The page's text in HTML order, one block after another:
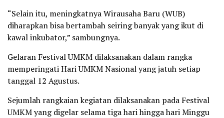
“Selain itu, meningkatnya Wirausaha Baru (WUB)
diharapkan bisa bertambah seiring banyak yang ikut di
kawal inkubator,” sambungnya.
Gelaran Festival UMKM dilaksanakan dalam rangka
memperingati Hari UMKM Nasional yang jatuh setiap
tanggal 12 Agustus.
Sejumlah rangkaian kegiatan dilaksanakan pada Festival
UMKM yang digelar selama tiga hari hingga hari Minggu